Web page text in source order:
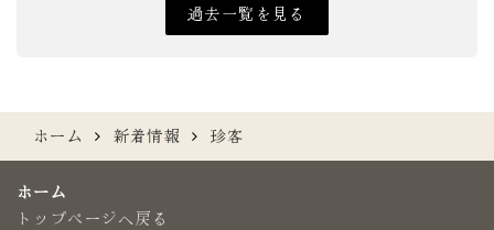
過去一覧を見る
ホーム 新着情報 珍客
ホーム
トップページへ戻る